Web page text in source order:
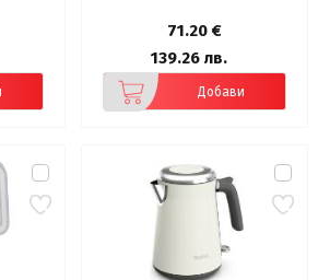
71.20 €
139.26 лв.
Добави